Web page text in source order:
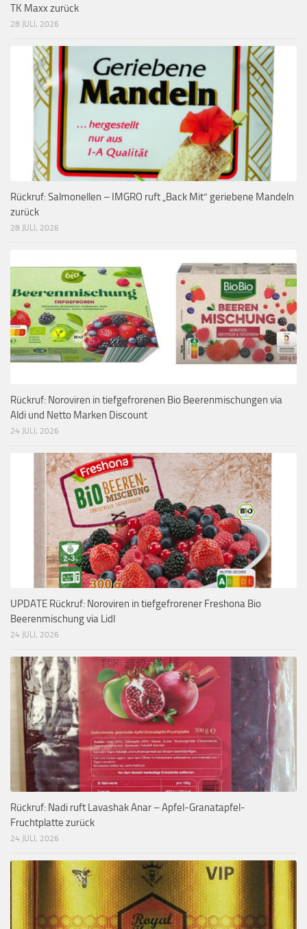
TK Maxx zurück
28 JULI, 2026
Rückruf: Salmonellen – IMGRO ruft „Back Mit“ geriebene Mandeln
zurück
28 JULI, 2026
Rückruf: Noroviren in tiefgefrorenen Bio Beerenmischungen via
Aldi und Netto Marken Discount
24 JULI, 2026
UPDATE Rückruf: Noroviren in tiefgefrorener Freshona Bio
Beerenmischung via Lidl
24 JULI, 2026
Rückruf: Nadi ruft Lavashak Anar – Apfel-Granatapfel-
Fruchtplatte zurück
24 JULI, 2026